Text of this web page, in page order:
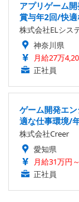
アプリゲーム
賞与年2回/快
株式会社ELシス
神奈川県
月給27万
正社員
ゲーム開発エ
適な仕事環境/
株式会社Creer
愛知県
月給31万円
正社員